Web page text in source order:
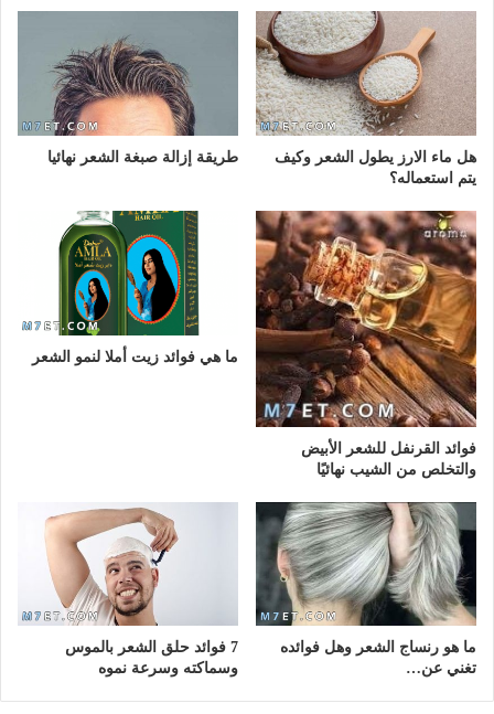
هل ماء الارز يطول الشعر وكيف
يتم استعماله؟
طريقة إزالة صبغة الشعر نهائيا
فوائد القرنفل للشعر الأبيض
والتخلص من الشيب نهائيًا
ما هي فوائد زيت أملا لنمو الشعر
ما هو رنساج الشعر وهل فوائده
تغني عن…
7 فوائد حلق الشعر بالموس
وسماكته وسرعة نموه